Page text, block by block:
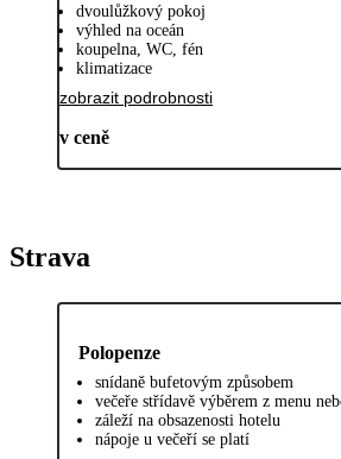
dvoulůžkový pokoj
výhled na oceán
koupelna, WC, fén
klimatizace
zobrazit podrobnosti
v ceně
Strava
Polopenze
snídaně bufetovým způsobem
večeře střídavě výběrem z menu
záleží na obsazenosti hotelu
nápoje u večeří se platí